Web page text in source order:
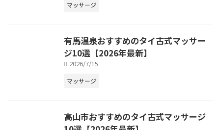
マッサージ
有馬温泉おすすめのタイ古式マッサー
ジ10選【2026年最新】
2026/7/15
マッサージ
高山市おすすめのタイ古式マッサージ